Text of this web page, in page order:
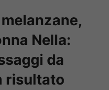
Nella:
da
risultato